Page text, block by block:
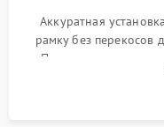
Аккуратная
рамку без перекосов
Подключение
Сброс настроек и